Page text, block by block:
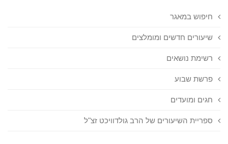
חיפוש במאגר
שיעורים חדשים ומומלצים
רשימת נושאים
פרשת שבוע
חגים ומועדים
ספריית השיעורים של הרב גולדוויכט זצ"ל